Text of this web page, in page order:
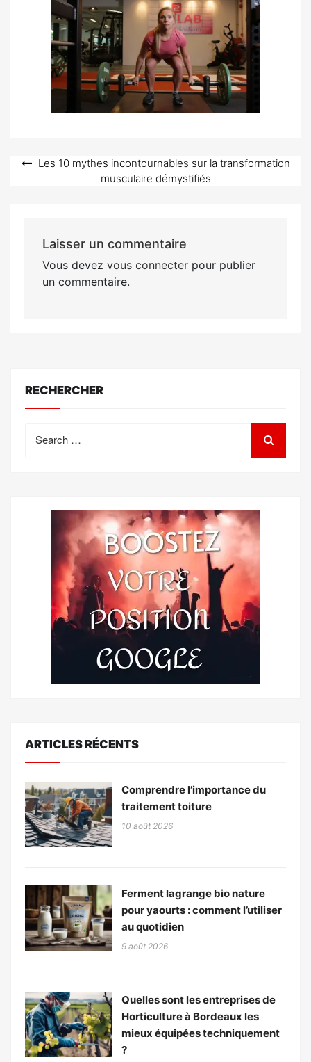
Navigation
Les 10 mythes incontournables sur la transformation
musculaire démystifiés
Laisser un commentaire
Vous devez vous connecterpour publier
un commentaire.
RECHERCHER
for:
ARTICLES RÉCENTS
Comprendre l’importance du
traitement toiture
10 août 2026
Ferment lagrange bio nature
pour yaourts : comment l’utiliser
au quotidien
9 août 2026
Quelles sont les entreprises de
Horticulture à Bordeaux les
mieux équipées techniquement
?